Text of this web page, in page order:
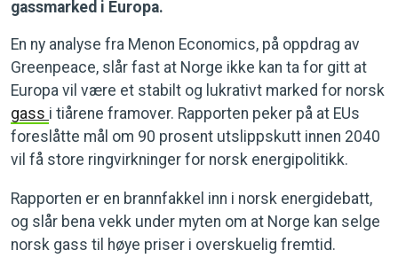
gassmarked i Europa.
En ny analyse fra Menon Economics, på oppdrag av
Greenpeace, slår fast at Norge ikke kan ta for gitt at
Europa vil være et stabilt og lukrativt marked for norsk
gass i tiårene framover. Rapporten peker på at EUs
foreslåtte mål om 90 prosent utslippskutt innen 2040
vil få store ringvirkninger for norsk energipolitikk.
Rapporten er en brannfakkel inn i norsk energidebatt,
og slår bena vekk under myten om at Norge kan selge
norsk gass til høye priser i overskuelig fremtid.